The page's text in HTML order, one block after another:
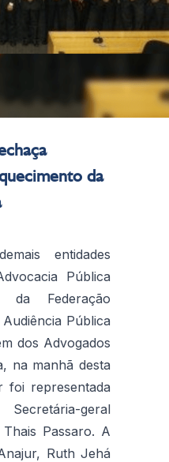
da
entidades
Pública
Federação
Pública
dos Advogados
na manhã desta
foi representada
geral
Passaro. A
Ruth Jehá